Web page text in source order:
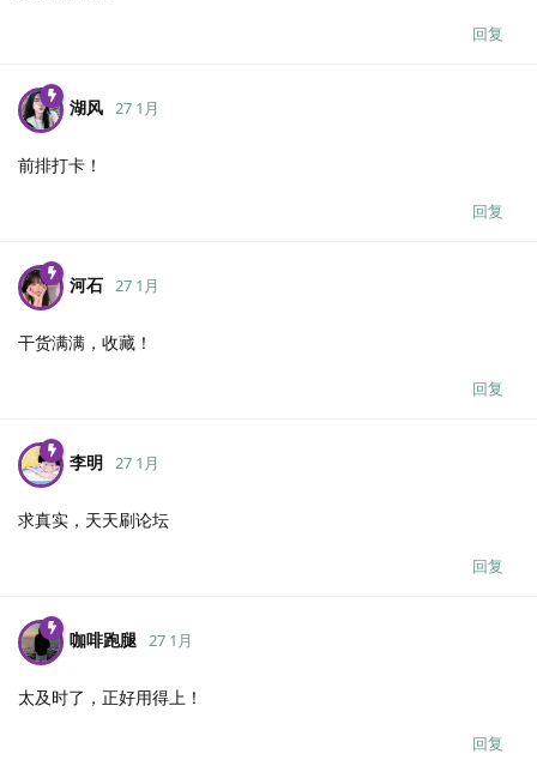
回复
湖风 27 1月
前排打卡！
回复
河石 27 1月
干货满满，收藏！
回复
李明 27 1月
求真实，天天刷论坛
回复
咖啡跑腿 27 1月
太及时了，正好用得上！
回复